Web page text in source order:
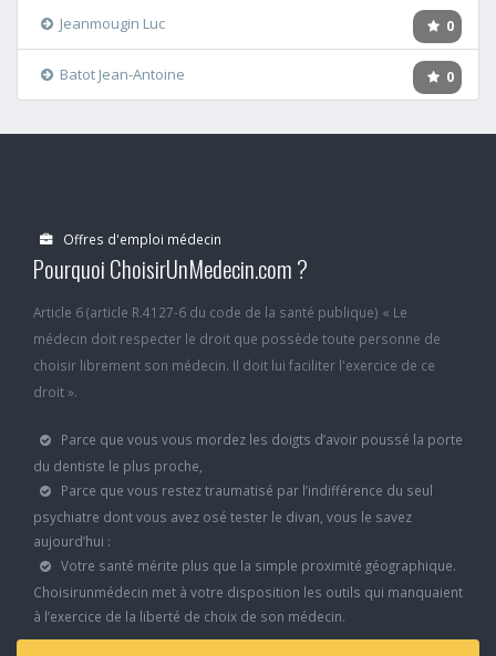
0
Jeanmougin Luc
0
Batot Jean-Antoine
Offres d'emploi médecin
Pourquoi ChoisirUnMedecin.com ?
Article 6 (article R.4127-6 du code de la santé publique) « Le
médecin doit respecter le droit que possède toute personne de
choisir librement son médecin. Il doit lui faciliter l'exercice de ce
droit ».
Parce que vous vous mordez les doigts d’avoir poussé la porte
du dentiste le plus proche,
Parce que vous restez traumatisé par l’indifférence du seul
psychiatre dont vous avez osé tester le divan, vous le savez
aujourd’hui :
Votre santé mérite plus que la simple proximité géographique.
Choisirunmédecin met à votre disposition les outils qui manquaient
à l’exercice de la liberté de choix de son médecin.